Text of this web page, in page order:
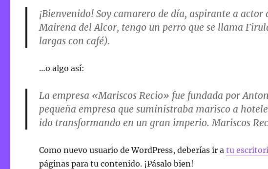
¡Bienvenido! Soy camarero de día, aspirante a actor
Mairena del Alcor, tengo un perro que se llama
largas con café).
…o algo así:
La empresa «Mariscos Recio» fue fundada por
pequeña empresa que suministraba marisco a
ido transformando en un gran imperio. Mariscos
Como nuevo usuario de WordPress, deberías ir atu
páginas para tu contenido. ¡Pásalo bien!